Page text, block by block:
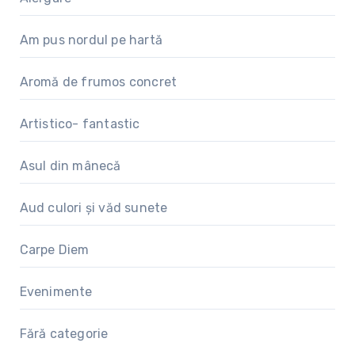
Am pus nordul pe hartă
Aromă de frumos concret
Artistico- fantastic
Asul din mânecă
Aud culori și văd sunete
Carpe Diem
Evenimente
Fără categorie